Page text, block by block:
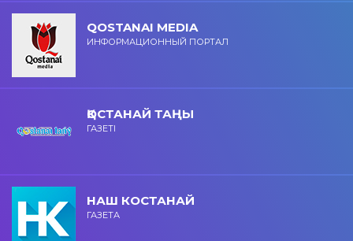
QOSTANAI MEDIA
ИНФОРМАЦИОННЫЙ ПОРТАЛ
ҚОСТАНАЙ ТАҢЫ
ГАЗЕТІ
НАШ КОСТАНАЙ
ГАЗЕТА